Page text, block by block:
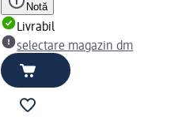
Notă
Livrabil
selectare magazin dm